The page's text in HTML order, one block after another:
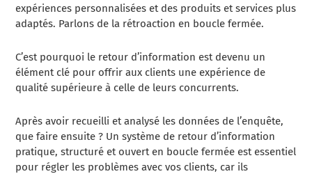
expériences personnalisées et des produits et services plus
adaptés. Parlons de la rétroaction en boucle fermée.
C’est pourquoi le retour d’information est devenu un
élément clé pour offrir aux clients une expérience de
qualité supérieure à celle de leurs concurrents.
Après avoir recueilli et analysé les données de l’enquête,
que faire ensuite ? Un système de retour d’information
pratique, structuré et ouvert en boucle fermée est essentiel
pour régler les problèmes avec vos clients, car ils